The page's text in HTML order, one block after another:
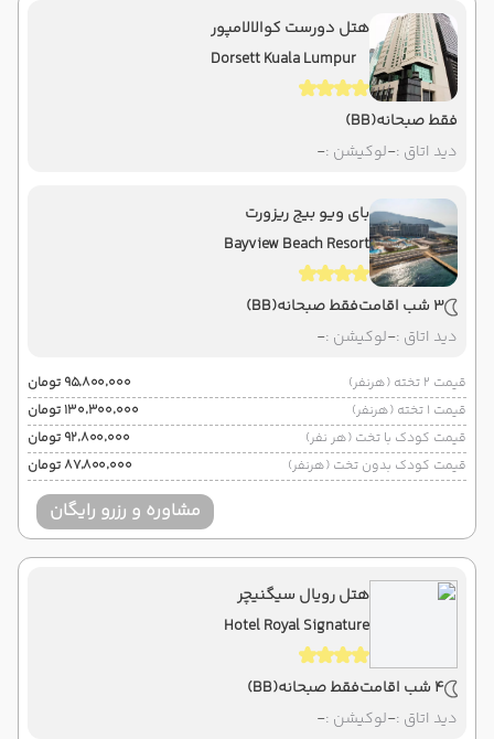
هتل دورست کوالالامپور
Dorsett Kuala Lumpur
فقط صبحانه(BB)
دید اتاق :-لوکیشن :-
بای ویو بیج ریزورت
Bayview Beach Resort
3 شب اقامت فقط صبحانه(BB)
دید اتاق :-لوکیشن :-
قیمت 2 تخته (هرنفر)
۹۵٬۸۰۰٬۰۰۰ تومان
قیمت 1 تخته (هرنفر)
۱۳۰٬۳۰۰٬۰۰۰ تومان
قیمت کودک با تخت (هر نفر)
۹۲٬۸۰۰٬۰۰۰ تومان
قیمت کودک بدون تخت (هرنفر)
۸۷٬۸۰۰٬۰۰۰ تومان
مشاوره و رزرو رایگان
هتل رویال سیگنیچر
Hotel Royal Signature
4 شب اقامت فقط صبحانه(BB)
دید اتاق :-لوکیشن :-